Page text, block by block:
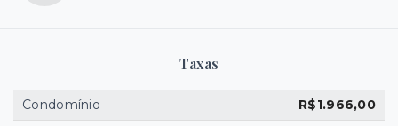
Taxas
Condomínio
R$1.966,00